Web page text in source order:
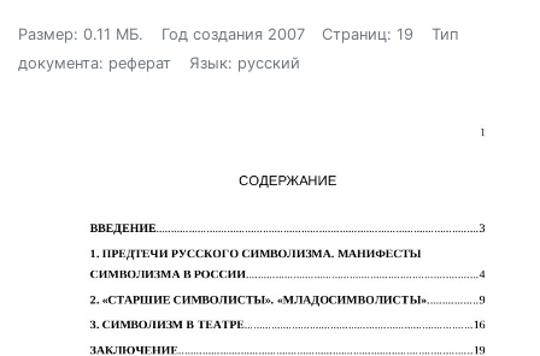
Размер: 0.11 МБ. Год создания 2007 Страниц: 19
Тип
документа: реферат
Язык: русский